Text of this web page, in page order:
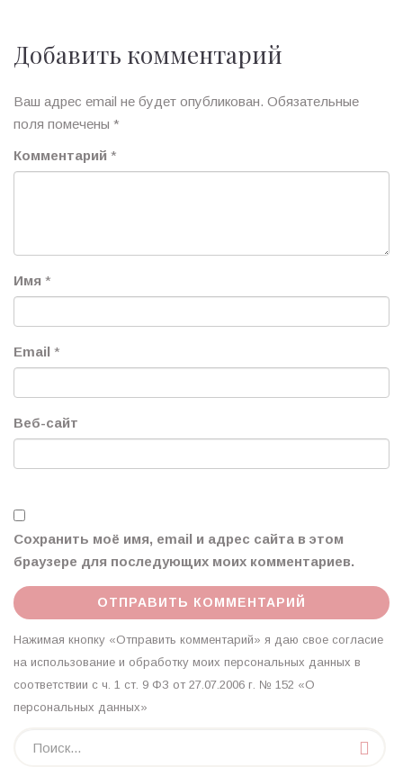
Добавить комментарий
Ваш адрес email не будет опубликован. Обязательные
поля помечены *
Комментарий *
Имя *
Email *
Веб-сайт
Сохранить моё имя, email и адрес сайта в этом
браузере для последующих моих комментариев.
Нажимая кнопку «Отправить комментарий» я даю свое согласие
на использование и обработку моих персональных данных в
соответствии с ч. 1 ст. 9 ФЗ от 27.07.2006 г. № 152 «О
персональных данных»